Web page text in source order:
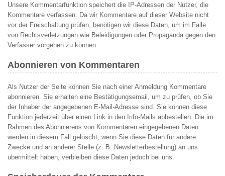
Unsere Kommentarfunktion speichert die IP-Adressen der Nutzer, die
Kommentare verfassen. Da wir Kommentare auf dieser Website nicht
vor der Freischaltung prüfen, benötigen wir diese Daten, um im Falle
von Rechtsverletzungen wie Beleidigungen oder Propaganda gegen den
Verfasser vorgehen zu können.
Abonnieren von Kommentaren
Als Nutzer der Seite können Sie nach einer Anmeldung Kommentare
abonnieren. Sie erhalten eine Bestätigungsemail, um zu prüfen, ob Sie
der Inhaber der angegebenen E-Mail-Adresse sind. Sie können diese
Funktion jederzeit über einen Link in den Info-Mails abbestellen. Die im
Rahmen des Abonnierens von Kommentaren eingegebenen Daten
werden in diesem Fall gelöscht; wenn Sie diese Daten für andere
Zwecke und an anderer Stelle (z. B. Newsletterbestellung) an uns
übermittelt haben, verbleiben diese Daten jedoch bei uns.